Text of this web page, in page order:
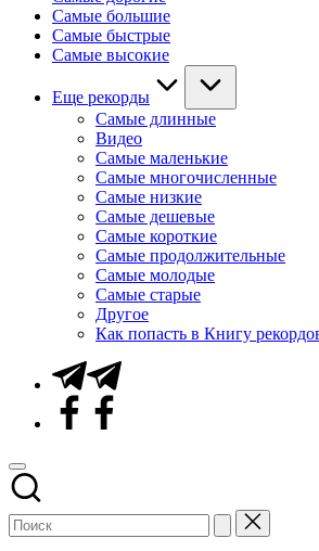
Самые большие
Самые быстрые
Самые высокие
Еще рекорды
Самые длинные
Видео
Самые маленькие
Самые многочисленные
Самые низкие
Самые дешевые
Самые короткие
Самые продолжительные
Самые молодые
Самые старые
Другое
Как попасть в Книгу
Telegram
Facebook